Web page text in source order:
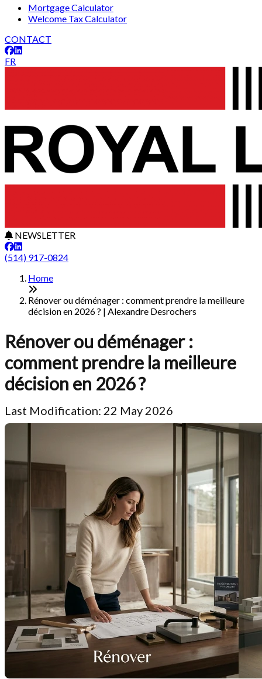
Mortgage Calculator
Welcome Tax Calculator
CONTACT
FR
NEWSLETTER
(514) 917-0824
Home
Rénover ou déménager : comment prendre la meilleure
décision en 2026 ? | Alexandre Desrochers
Rénover ou déménager :
comment prendre la meilleure
décision en 2026 ?
Last Modification: 22 May 2026